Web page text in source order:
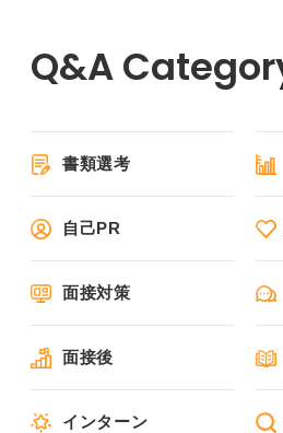
書類選考
自己PR
面接対策
面接後
インターン